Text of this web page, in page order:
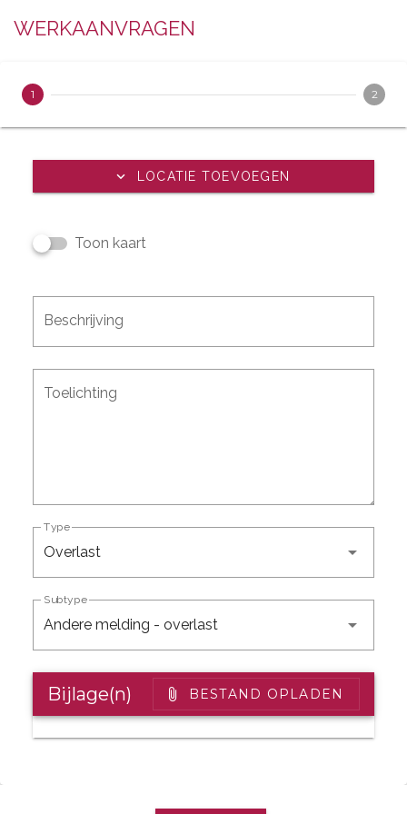
WERKAANVRAGEN
1 2
LOCATIE TOEVOEGEN
Toon kaart
Beschrijving
Toelichting
Type
Overlast
Subtype
Andere melding - overlast
Bijlage(n) BESTAND OPLADEN